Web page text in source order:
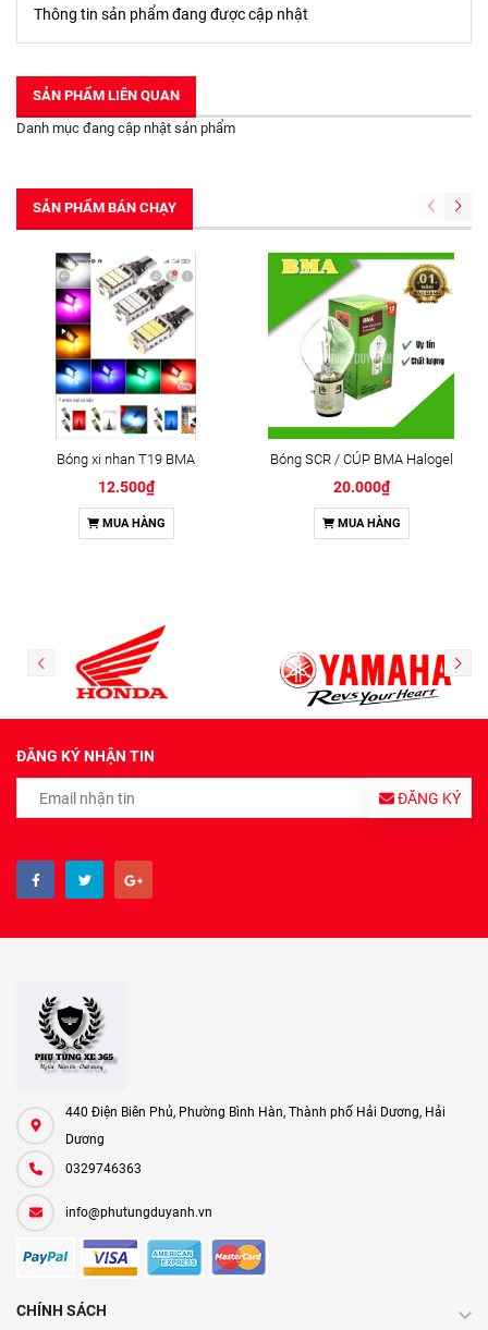
Thông tin sản phẩm đang được cập nhật
SẢN PHẨM LIÊN QUAN
Danh mục đang cập nhật sản phẩm
SẢN PHẨM BÁN CHẠY
Bóng xi nhan T19 BMA
12.500₫
MUA HÀNG
Bóng SCR / CÚP BMA Halogel
20.000₫
MUA HÀNG
ĐĂNG KÝ NHẬN TIN
ĐĂNG KÝ
440 Điện Biên Phủ, Phường Bình Hàn, Thành phố Hải Dương, Hải
Dương
0329746363
info@phutungduyanh.vn
CHÍNH SÁCH